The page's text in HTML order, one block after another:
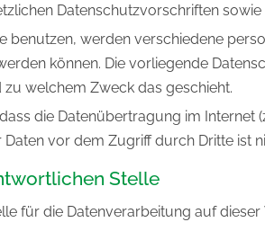
Datenschutzvorschriften
benutzen, werden verschiedene
können. Die vorliegende
welchem Zweck das geschieht.
die Datenübertragung im Internet
vor dem Zugriff durch Dritte ist
Stelle
für die Datenverarbeitung auf dieser